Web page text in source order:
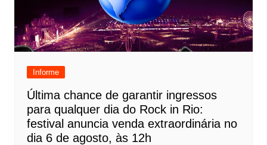
Informe
Última chance de garantir ingressos
para qualquer dia do Rock in Rio:
festival anuncia venda extraordinária no
dia 6 de agosto, às 12h